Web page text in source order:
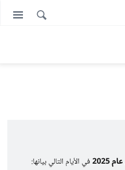
عام 2025 في الأيام التالي بيانها: